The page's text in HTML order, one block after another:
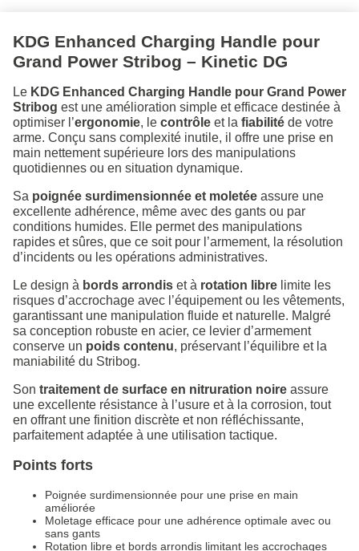
KDG Enhanced Charging Handle pour
Grand Power Stribog – Kinetic DG
Le KDG Enhanced Charging Handle pour Grand Power
Stribog est une amélioration simple et efficace destinée à
optimiser l’ergonomie, le contrôle et la fiabilité de votre
arme. Conçu sans complexité inutile, il offre une prise en
main nettement supérieure lors des manipulations
quotidiennes ou en situation dynamique.
Sa poignée surdimensionnée et moletée assure une
excellente adhérence, même avec des gants ou par
conditions humides. Elle permet des manipulations
rapides et sûres, que ce soit pour l’armement, la résolution
d’incidents ou les opérations administratives.
Le design à bords arrondis et à rotation libre limite les
risques d’accrochage avec l’équipement ou les vêtements,
garantissant une manipulation fluide et naturelle. Malgré
sa conception robuste en acier, ce levier d’armement
conserve un poids contenu, préservant l’équilibre et la
maniabilité du Stribog.
Son traitement de surface en nitruration noire assure
une excellente résistance à l’usure et à la corrosion, tout
en offrant une finition discrète et non réfléchissante,
parfaitement adaptée à une utilisation tactique.
Points forts
Poignée surdimensionnée pour une prise en main
améliorée
Moletage efficace pour une adhérence optimale avec ou
sans gants
Rotation libre et bords arrondis limitant les accrochages